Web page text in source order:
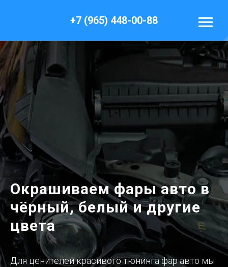
+7 (965) 448-00-88
Окрашиваем фары авто в
чёрный, белый и другие
цвета
Для ценителей красивого тюнинга фар авто мы